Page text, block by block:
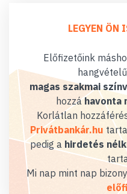
LEGYEN ÖN
Előfizetőink
magas szakmai
hozzáhavonta
Korlátlan
Privátbankár.hu
pedig a hirdetés
Mi nap mint nap